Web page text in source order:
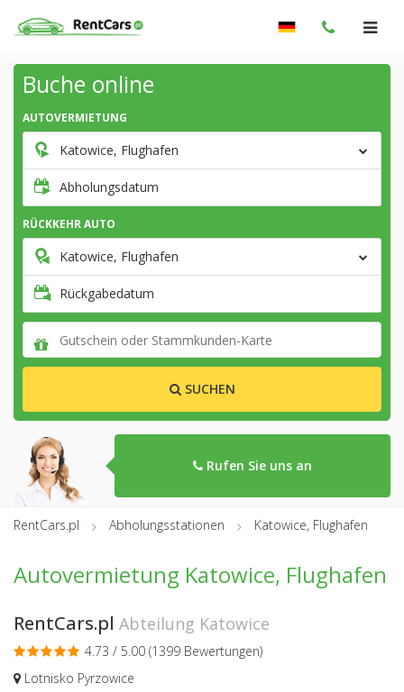
Buche online
AUTOVERMIETUNG
Katowice, Flughafen
Abholungsdatum
RÜCKKEHR AUTO
Katowice, Flughafen
Rückgabedatum
SUCHEN
Rufen Sie uns an
RentCars.pl Abholungsstationen Katowice, Flughafen
Autovermietung Katowice, Flughafen
RentCars.pl Abteilung Katowice
4.73 / 5.00 (1399 Bewertungen)
Lotnisko Pyrzowice